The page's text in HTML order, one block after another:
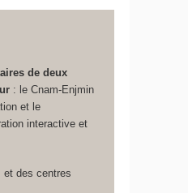
de deux
: le Cnam-Enjmin
et le
interactive et
et des centres